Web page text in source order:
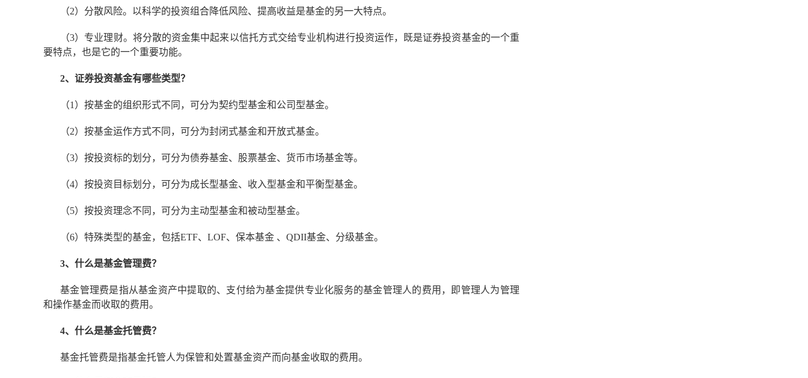
（2）分散风险。以科学的投资组合降低风险、提高收益是基金的另一大特点。
（3）专业理财。将分散的资金集中起来以信托方式交给专业机构进行投资运作，既是证券投资基金的一个重
要特点，也是它的一个重要功能。
2、证券投资基金有哪些类型？
（1）按基金的组织形式不同，可分为契约型基金和公司型基金。
（2）按基金运作方式不同，可分为封闭式基金和开放式基金。
（3）按投资标的划分，可分为债券基金、股票基金、货币市场基金等。
（4）按投资目标划分，可分为成长型基金、收入型基金和平衡型基金。
（5）按投资理念不同，可分为主动型基金和被动型基金。
（6）特殊类型的基金，包括ETF、LOF、保本基金 、QDII基金、分级基金。
3、什么是基金管理费？
基金管理费是指从基金资产中提取的、支付给为基金提供专业化服务的基金管理人的费用，即管理人为管理
和操作基金而收取的费用。
4、什么是基金托管费？
基金托管费是指基金托管人为保管和处置基金资产而向基金收取的费用。